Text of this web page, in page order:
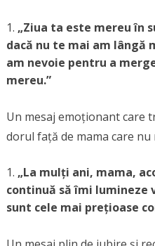
„Ziua ta este mereu în
dacă nu te mai am lângă
am nevoie pentru a
mereu.”
Un mesaj emoționant care
dorul față de mama care nu
„La mulți ani, mama,
continuă să îmi
sunt cele mai prețioase